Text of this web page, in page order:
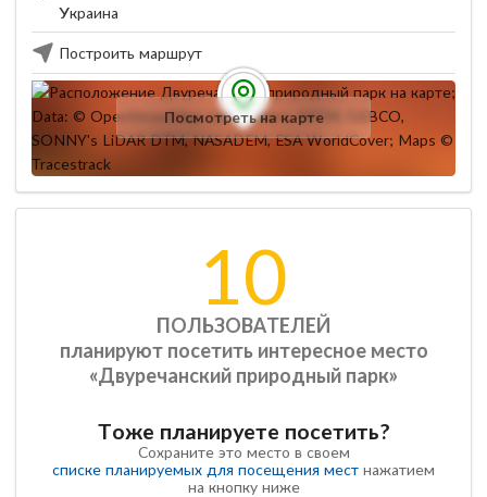
Украина
Построить маршрут
Посмотреть на карте
10
ПОЛЬЗОВАТЕЛЕЙ
планируют посетить интересное место
«Двуречанский природный парк»
Тоже планируете посетить?
Сохраните это место в своем
списке планируемых для посещения мест нажатием
на кнопку ниже